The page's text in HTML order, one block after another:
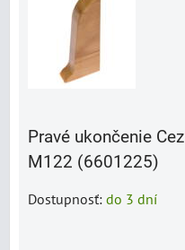
Pravé ukončenie
M122 (6601225)
Dostupnosť: do 3 dní